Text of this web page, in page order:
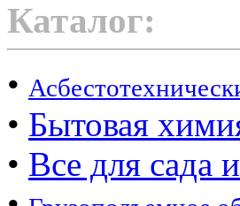
Каталог:
•
• Бытовая
• Все для сада